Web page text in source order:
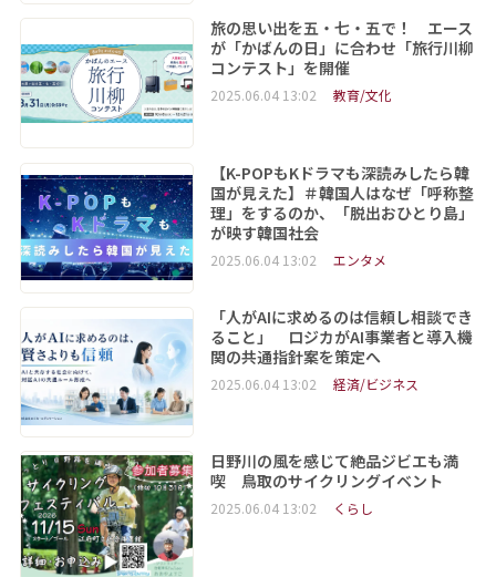
旅の思い出を五・七・五で！ エース
が「かばんの日」に合わせ「旅行川柳
コンテスト」を開催
2025.06.04 13:02 教育/文化
【K-POPもKドラマも深読みしたら韓
国が見えた】＃韓国人はなぜ「呼称整
理」をするのか、「脱出おひとり島」
が映す韓国社会
2025.06.04 13:02 エンタメ
「人がAIに求めるのは信頼し相談でき
ること」 ロジカがAI事業者と導入機
関の共通指針案を策定へ
2025.06.04 13:02 経済/ビジネス
日野川の風を感じて絶品ジビエも満
喫 鳥取のサイクリングイベント
2025.06.04 13:02 くらし